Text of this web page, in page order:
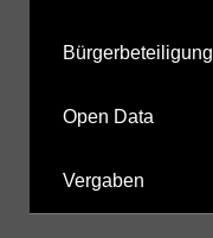
Bürgerbeteiligung
Open Data
Vergaben